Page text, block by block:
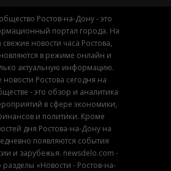
Ростов-на-Дону - это
портал города. На
свежие новости часа Ростова,
в режиме онлайн и
актуальную информацию.
Ростова сегодня на
- это обзор и аналитика
в сфере экономики,
и политики. Кроме
дня Ростова-на-Дону на
появляются события
и зарубежья. newsdelo.com -
разделы «Новости - Ростов-на-